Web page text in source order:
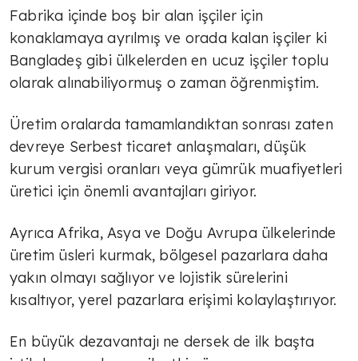
Fabrika içinde boş bir alan işçiler için
konaklamaya ayrılmış ve orada kalan işçiler ki
Bangladeş gibi ülkelerden en ucuz işçiler toplu
olarak alınabiliyormuş o zaman öğrenmiştim.
Üretim oralarda tamamlandıktan sonrası zaten
devreye Serbest ticaret anlaşmaları, düşük
kurum vergisi oranları veya gümrük muafiyetleri
üretici için önemli avantajları giriyor.
Ayrıca Afrika, Asya ve Doğu Avrupa ülkelerinde
üretim üsleri kurmak, bölgesel pazarlara daha
yakın olmayı sağlıyor ve lojistik sürelerini
kısaltıyor, yerel pazarlara erişimi kolaylaştırıyor.
En büyük dezavantajı ne dersek de ilk başta
TÜLİN YALMAN
Çok sert
TÜLİN YALMAN
Şeker deyip geçme
TÜLİN YALMAN
Zorlu süreç
Geçici rahatlama mı çözüm mü?